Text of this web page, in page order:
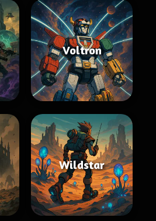
Voltron
Wildstar